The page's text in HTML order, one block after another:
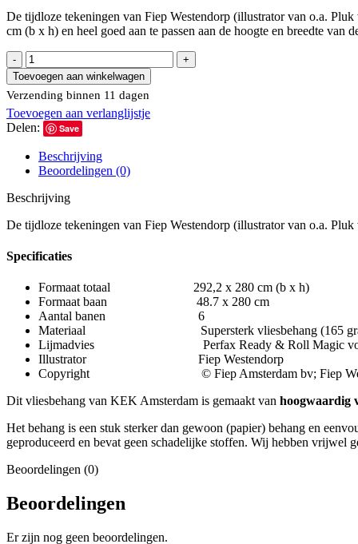
De tijdloze tekeningen van Fiep Westendorp (illustrator van o.a.
cm (b x h) en heel goed aan te passen aan de hoogte en breedte van
Fotobehang
My
Hero
|
wandvullend
aantal
Toevoegen aan winkelwagen
Verzending binnen 11 dagen
Toevoegen aan verlanglijstje
Delen:
Save
Beschrijving
Beoordelingen (0)
Beschrijving
De tijdloze tekeningen van Fiep Westendorp (illustrator van o.a.
Specificaties
Formaat totaal 292,2 x 280 cm (b x h)
Formaat baan 48.7 x 280 cm
Aantal banen 6
Materiaal Supersterk vliesbehang (165 grams,
Lijmadvies Perfax Ready & Roll Magic voor
Illustrator Fiep Westendorp
Copyright © Fiep Amsterdam bv; Fiep
Dit vliesbehang van KEK Amsterdam is gemaakt van hoogwaardig
Het behang is een stuk sterker dan gewoon (papier) behang en
geproduceerd en bevat geen schadelijke stoffen. Wij hebben vrijwel
Beoordelingen (0)
Beoordelingen
Er zijn nog geen beoordelingen.